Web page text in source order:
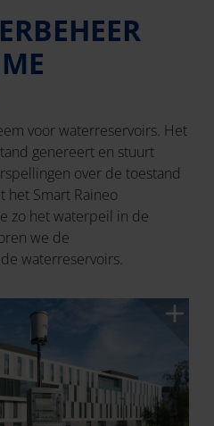
voor waterreservoirs. Het
genereert en stuurt
over de toestand
het Smart Raineo
zo het waterpeil in de
we de
waterreservoirs.